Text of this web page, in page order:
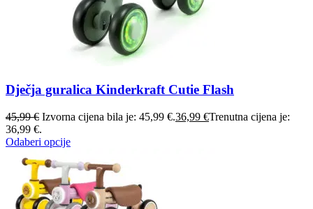
Dječja guralica Kinderkraft Cutie Flash
45,99€ Izvorna cijena bila je: 45,99 €.36,99 €Trenutna cijena je:
36,99 €.
Odaberi opcije